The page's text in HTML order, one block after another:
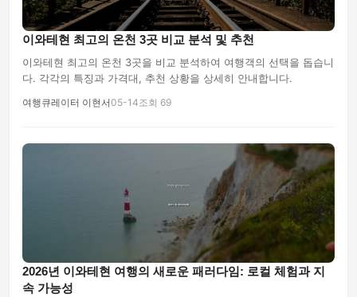
이와테현 최고의 온천 3곳 비교 분석 및 추천
이와테현 최고의 온천 3곳을 비교 분석하여 여행객의 선택을 돕습니
다. 각각의 특징과 가격대, 추천 상황을 상세히 안내합니다.
여행큐레이터 이현서05-14조회 69
2026년 이와테현 여행의 새로운 패러다임: 로컬 체험과 지
속 가능성